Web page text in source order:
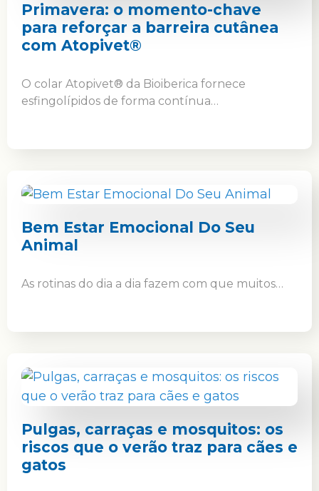
Primavera: o momento-chave
para reforçar a barreira cutânea
com Atopivet®
O colar Atopivet® da Bioiberica fornece
esfingolípidos de forma contínua…
Bem Estar Emocional Do Seu
Animal
As rotinas do dia a dia fazem com que muitos…
Pulgas, carraças e mosquitos: os
riscos que o verão traz para cães e
gatos